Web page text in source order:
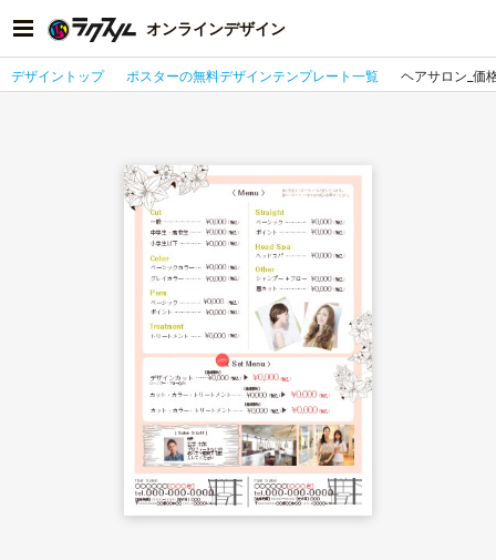
オンラインデザイン
デザイントップ ポスターの無料デザインテンプレート一覧 ヘアサロン_価